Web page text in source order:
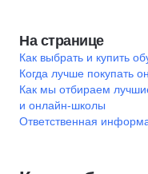
На странице
Как выбрать и купить
Когда лучше покупать
Как мы отбираем
и онлайн-школы
Ответственная